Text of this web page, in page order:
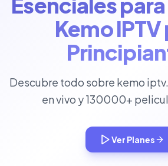
Kemo IPTV
Descubre todo sobre kemo
en vivo y 130000+
Ver Planes